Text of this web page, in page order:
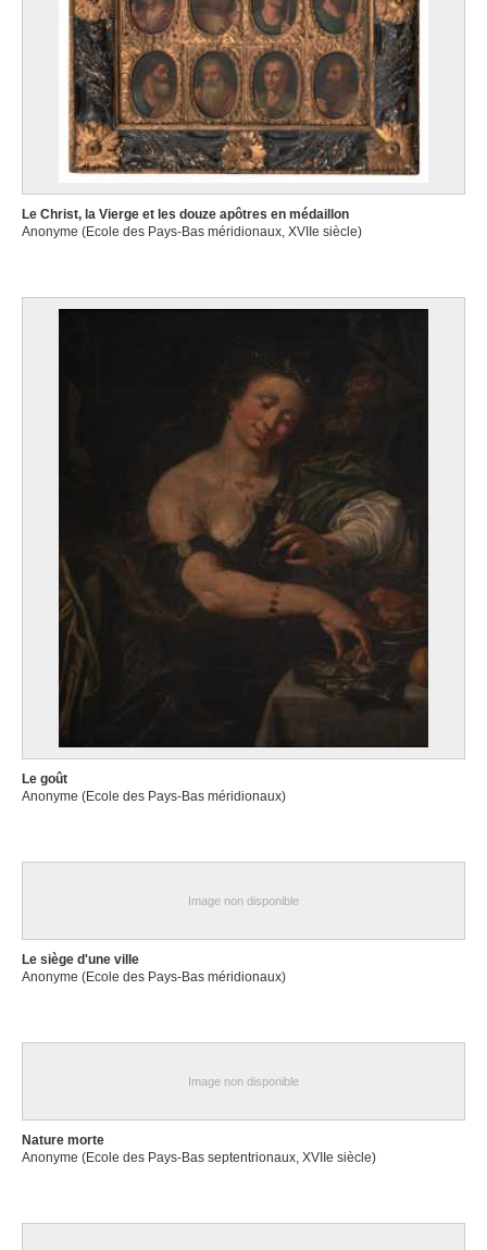
Le Christ, la Vierge et les douze apôtres en médaillon
Anonyme (Ecole des Pays-Bas méridionaux, XVIIe siècle)
Le goût
Anonyme (Ecole des Pays-Bas méridionaux)
Image non disponible
Le siège d'une ville
Anonyme (Ecole des Pays-Bas méridionaux)
Image non disponible
Nature morte
Anonyme (Ecole des Pays-Bas septentrionaux, XVIIe siècle)